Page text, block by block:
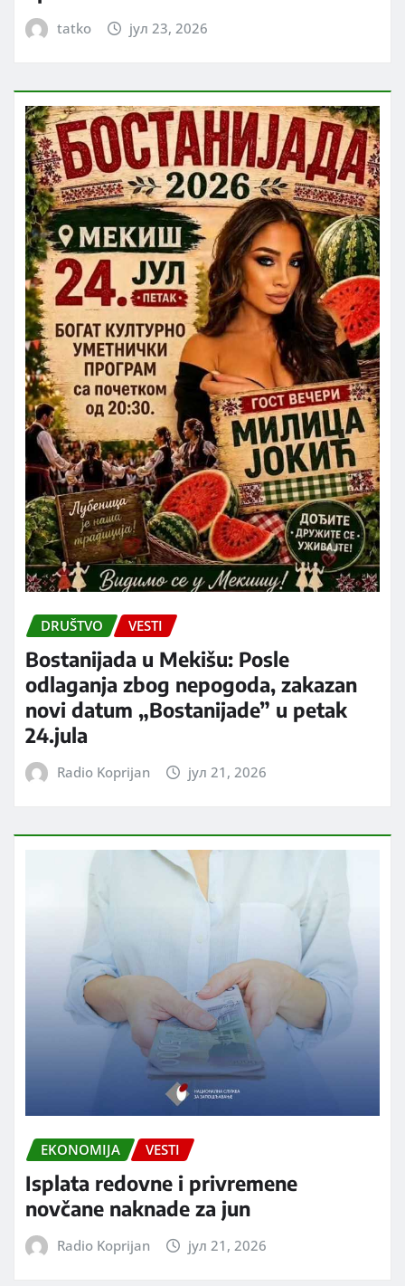
tatko јул 23, 2026
DRUŠTVO VESTI
Bostanijada u Mekišu: Posle
odlaganja zbog nepogoda, zakazan
novi datum „Bostanijade” u petak
24.jula
Radio Koprijan јул 21, 2026
EKONOMIJA VESTI
Isplata redovne i privremene
novčane naknade za jun
Radio Koprijan јул 21, 2026